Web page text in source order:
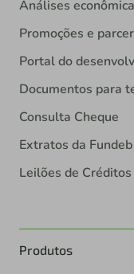
Análises
Promoções e
Portal do
Documentos para
Consulta Cheque
Extratos da Fundeb
Leilões de
Produtos